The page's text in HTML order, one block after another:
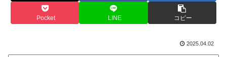
Pocket LINE コピー
2025.04.02